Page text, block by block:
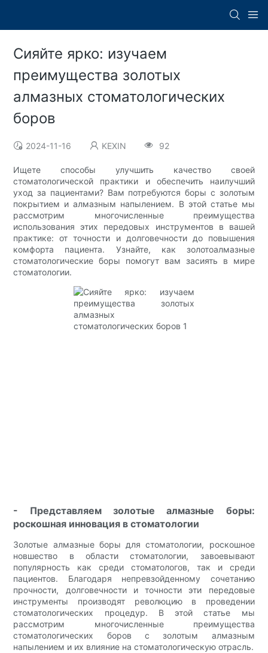
Сияйте ярко: изучаем
преимущества золотых
алмазных стоматологических
боров
2024-11-16 KEXIN 92
Ищете способы улучшить качество своей
стоматологической практики и обеспечить наилучший
уход за пациентами? Вам потребуются боры с золотым
покрытием и алмазным напылением. В этой статье мы
рассмотрим многочисленные преимущества
использования этих передовых инструментов в вашей
практике: от точности и долговечности до повышения
комфорта пациента. Узнайте, как золотоалмазные
стоматологические боры помогут вам засиять в мире
стоматологии.
- Представляем золотые алмазные боры:
роскошная инновация в стоматологии
Золотые алмазные боры для стоматологии, роскошное
новшество в области стоматологии, завоевывают
популярность как среди стоматологов, так и среди
пациентов. Благодаря непревзойденному сочетанию
прочности, долговечности и точности эти передовые
инструменты производят революцию в проведении
стоматологических процедур. В этой статье мы
рассмотрим многочисленные преимущества
стоматологических боров с золотым алмазным
напылением и их влияние на стоматологическую отрасль.